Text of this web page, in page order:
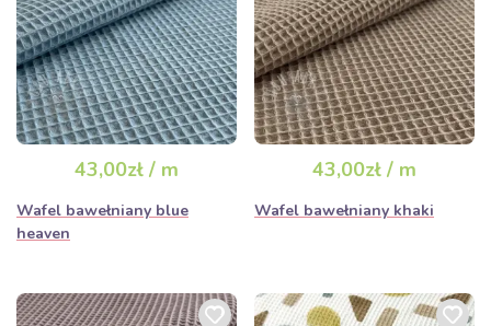
43,00zł / m
Wafel bawełniany blue
heaven
43,00zł / m
Wafel bawełniany khaki